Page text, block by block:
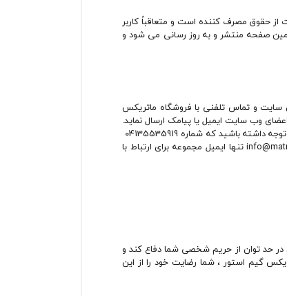
از حقوق مصرف کننده است و متعاقباً کاربر
همین صفحه منتشر و به روز رسانی می شود و
و تماس تلفنی با فروشگاه ماتریکس
وب سایت ایمیل یا پیامک ارسال نماید.
تنها شماره‌ای است که فروشگاه ماتریکس گیم استور از طریق آن با کاربران و مشتریان در ارتباط خواهد بود. همچنین ایمیل info@matrixgame.store تنها ایمیل مجموعه برای ارتباط با
حد توان از حریم شخصی شما دفاع کند و
گیم استور ، شما رضایت خود را از این